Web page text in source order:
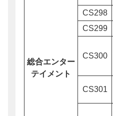
総合エンター
テイメント
CS298
CS299
CS300
CS301